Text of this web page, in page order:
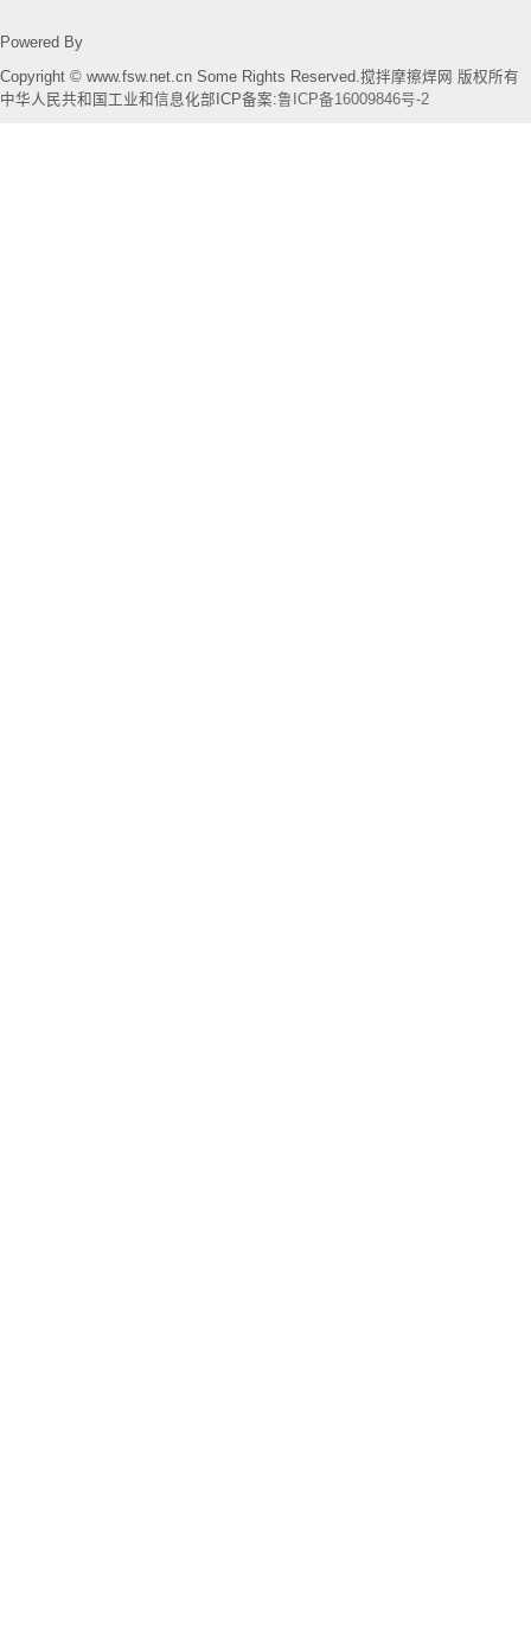
Powered By
Copyright © www.fsw.net.cn Some Rights Reserved.搅拌摩擦焊网 版权所有
中华人民共和国工业和信息化部ICP备案:鲁ICP备16009846号-2